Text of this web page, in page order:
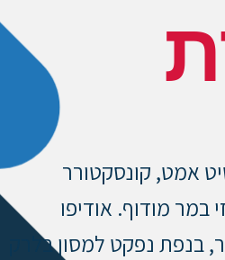
אמט, קונסקטורר
במר מודוף. אודיפו
בנפת נפקט למסון בלרק